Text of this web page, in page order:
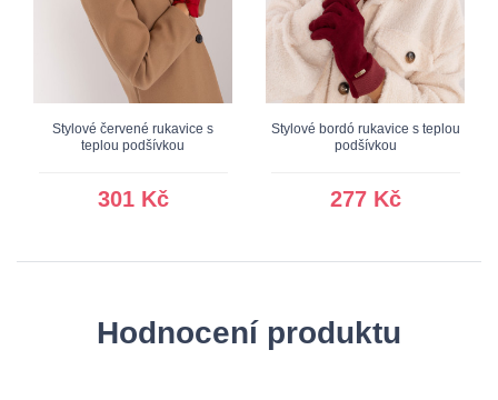
Stylové červené rukavice s
teplou podšívkou
301 Kč
Stylové bordó rukavice s teplou
podšívkou
277 Kč
Hodnocení produktu